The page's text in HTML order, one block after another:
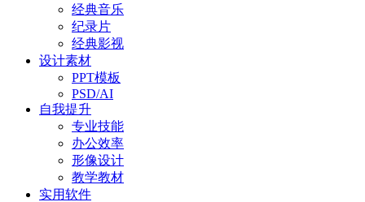
经典音乐
纪录片
经典影视
设计素材
PPT模板
PSD/AI
自我提升
专业技能
办公效率
形像设计
教学教材
实用软件